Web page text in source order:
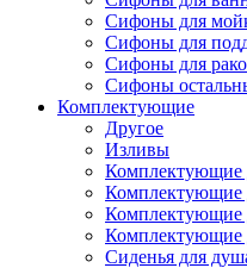
Сифоны для
Сифоны для
Сифоны для
Сифоны
Комплектующие
Другое
Изливы
Комплектующие
Комплектующие
Комплектующие
Комплектующие
Сиденья для